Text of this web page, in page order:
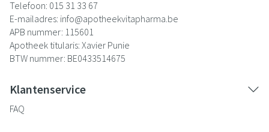
Telefoon: 015 31 33 67
E-mailadres: info@apotheekvitapharma.be
APB nummer: 115601
Apotheek titularis: Xavier Punie
BTW nummer: BE0433514675
Klantenservice
FAQ